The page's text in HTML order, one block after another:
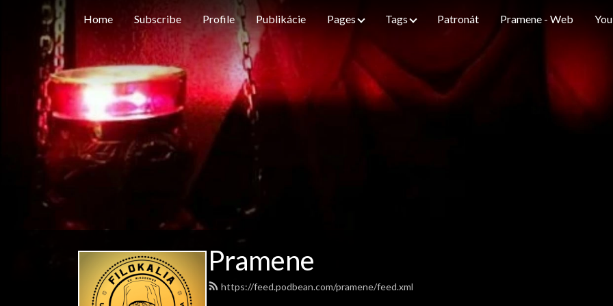
Home Subscribe Profile Publikácie Pages Tags Patronát Pramene - Web
Pramene
https://feed.podbean.com/pramene/feed.xml